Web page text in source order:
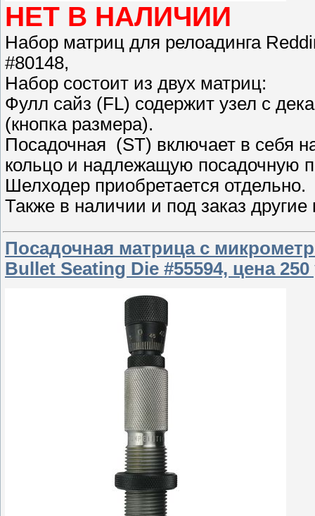
НЕТ В НАЛИЧИИ
Набор матриц для релоадинга
#80148,
Набор состоит из двух матриц:
Фулл сайз (FL) содержит узел с
(кнопка размера).
Посадочная (ST) включает в себя
кольцо и надлежащую посадочную
Шелходер приобретается отдельно.
Также в наличии и под заказ
Посадочная матрица с
Bullet Seating Die #55594, цена 250